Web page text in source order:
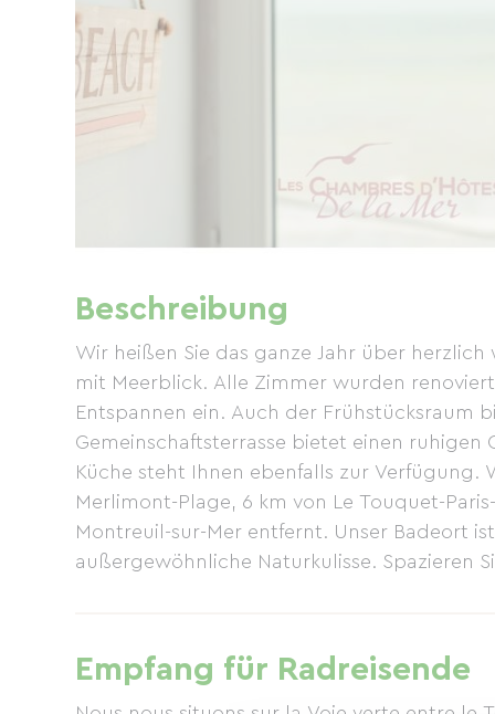
Beschreibung
Wir heißen Sie das ganze Jahr über
mit Meerblick. Alle Zimmer wurden
Entspannen ein. Auch der Frühstücksraum
Gemeinschaftsterrasse bietet einen ruhigen
Küche steht Ihnen ebenfalls zur
Merlimont-Plage, 6 km von Le Touquet-
Montreuil-sur-Mer entfernt. Unser Badeort
außergewöhnliche Naturkulisse. Spazieren
Annehmlichkeiten des täglichen Bedarfs:
Eisdielen, Bekleidungsgeschäfte,
Empfang für Radreisende